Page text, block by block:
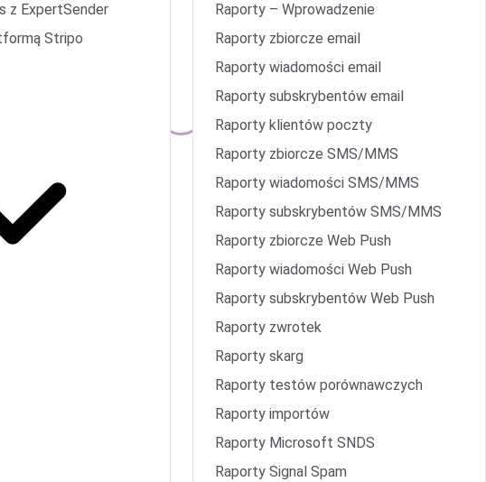
z ExpertSender
Stripo
Raporty – Wprowadzenie
Raporty zbiorcze email
Raporty wiadomości email
Raporty subskrybentów email
Raporty klientów poczty
Raporty zbiorcze SMS/MMS
Raporty wiadomości SMS/MMS
Raporty subskrybentów SMS/MMS
Raporty zbiorcze Web Push
Raporty wiadomości Web Push
Raporty subskrybentów Web Push
Raporty zwrotek
Raporty skarg
Raporty testów porównawczych
Raporty importów
Raporty Microsoft SNDS
Raporty Signal Spam